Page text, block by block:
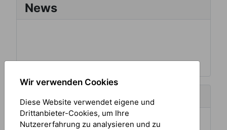
News
Aktuelles Wetter
Wir verwenden Cookies
Diese Website verwendet eigene und
Drittanbieter-Cookies, um Ihre
Nutzererfahrung zu analysieren und zu